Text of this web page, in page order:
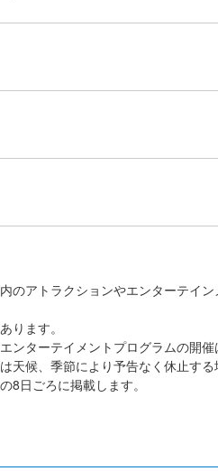
のアトラクションやエンターテイ
ります。
ンターテイメントプログラムの開
天候、季節により予告なく休止す
8日ごろに掲載します。